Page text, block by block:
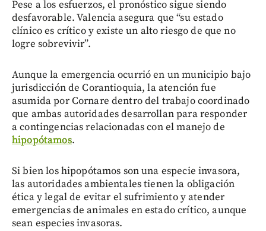
Pese a los esfuerzos, el pronóstico sigue siendo
desfavorable. Valencia asegura que “su estado
clínico es crítico y existe un alto riesgo de que no
logre sobrevivir”.
Aunque la emergencia ocurrió en un municipio bajo
jurisdicción de Corantioquia, la atención fue
asumida por Cornare dentro del trabajo coordinado
que ambas autoridades desarrollan para responder
a contingencias relacionadas con el manejo de
hipopótamos.
Si bien los hipopótamos son una especie invasora,
las autoridades ambientales tienen la obligación
ética y legal de evitar el sufrimiento y atender
emergencias de animales en estado crítico, aunque
sean especies invasoras.